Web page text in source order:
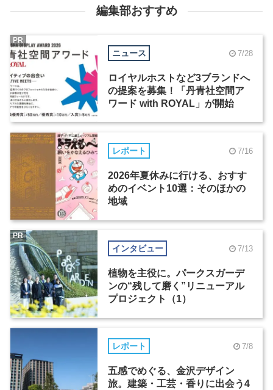
編集部おすすめ
ニュース 7/28
ロイヤルホストなど3ブランドへ
の提案を募集！「丹青社空間ア
ワード with ROYAL」が開始
PR
レポート 7/16
2026年夏休みに行ける、おすす
めのイベント10選：そのほかの
地域
インタビュー 7/13
植物を主役に。パークスガーデ
ンの“残して磨く”リニューアル
プロジェクト（1）
PR
レポート 7/8
五感でめぐる、金沢デザイン
旅。建築・工芸・香りに出会う4